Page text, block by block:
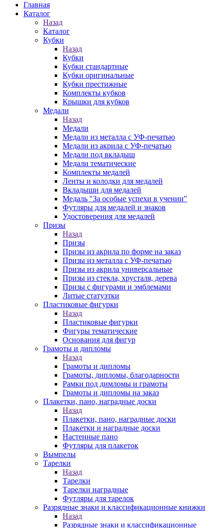
Главная
Каталог
Назад
Каталог
Кубки
Назад
Кубки
Кубки стандартные
Кубки оригинальные
Кубки престижные
Комплекты кубков
Крышки для кубков
Медали
Назад
Медали
Медали из металла с УФ-печатью
Медали из акрила с УФ-печатью
Медали под вкладыш
Медали тематические
Комплекты медалей
Ленты и колодки для медалей
Вкладыши для медалей
Медаль "За особые успехи в учении"
Футляры для медалей и знаков
Удостоверения для медалей
Призы
Назад
Призы
Призы из акрила по форме на заказ
Призы из металла с УФ-печатью
Призы из акрила универсальные
Призы из стекла, хрусталя, дерева
Призы с фигурами и эмблемами
Литые статуэтки
Пластиковые фигурки
Назад
Пластиковые фигурки
Фигуры тематические
Основания для фигур
Грамоты и дипломы
Назад
Грамоты и дипломы
Грамоты, дипломы, благодарности
Рамки под димломы и грамоты
Грамоты и дипломы на заказ
Плакетки, пано, наградные доски
Назад
Плакетки, пано, наградные доски
Плакетки и наградные доски
Настенные пано
Футляры для плакеток
Вымпелы
Тарелки
Назад
Тарелки
Тарелки наградные
Футляры для тарелок
Разрядные знаки и классификационные книжки
Назад
Разрядные знаки и классификационные